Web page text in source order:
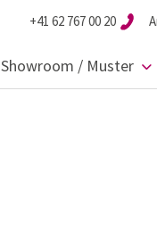
+41 62 767 00 20
Showroom / Muster